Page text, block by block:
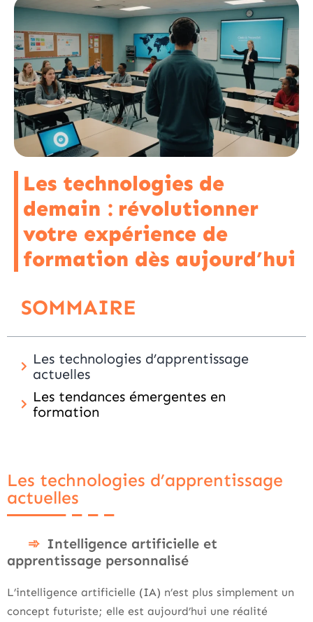
Les technologies de
demain : révolutionner
votre expérience de
formation dès aujourd’hui
SOMMAIRE
Les technologies d’apprentissage
actuelles
Les tendances émergentes en
formation
Les technologies d’apprentissage
actuelles
Intelligence artificielle et
apprentissage personnalisé
L’intelligence artificielle (IA) n’est plus simplement un
concept futuriste; elle est aujourd’hui une réalité